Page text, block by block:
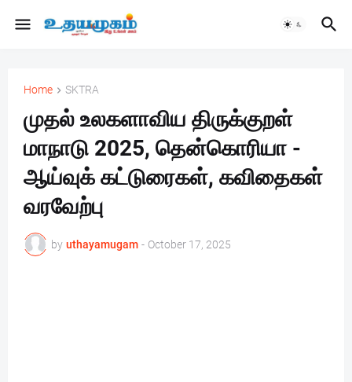
Home SKTRA
முதல் உலகளாவிய திருக்குறள்
மாநாடு 2025, தென்கொரியா -
ஆய்வுக் கட்டுரைகள், கவிதைகள்
வரவேற்பு
by uthayamugam - October 17, 2025